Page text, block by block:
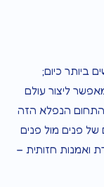
ביותר כיום;
ליצור עולם
התחום הנפלא הזה
פנים מול פנים
ואמנות חזותית –